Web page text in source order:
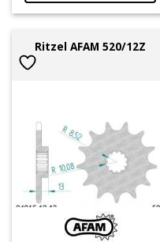
Ritzel AFAM 520/12Z